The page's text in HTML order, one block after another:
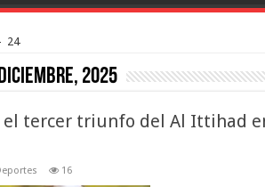
24
2025
el tercer triunfo del Al Ittihad
16